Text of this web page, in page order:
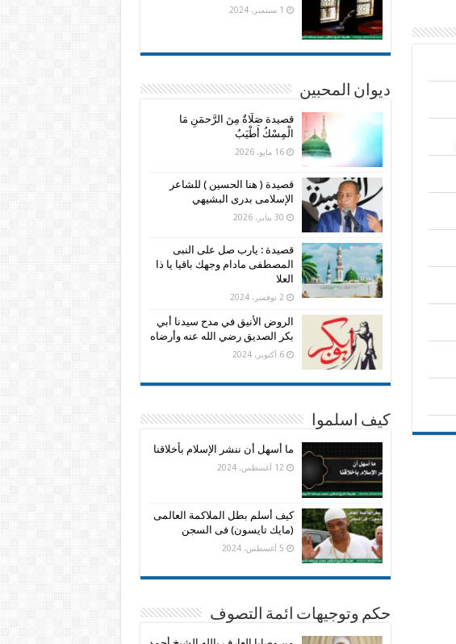
1 سبتمبر، 2024
ديوان المحبين
قصيدة صَلَاةٌ مِنَ الرَّحمَنِ مَا
الْمِسْكُ أَطْيَبُ
16 مايو، 2026
قصيدة ( هنا الحسين ) للشاعر
الإسلامى بدرى البشيهي
30 يناير، 2026
قصيدة : يارب صل على النبى
المصطفى مادام وجهك باقيا يا ذا
العلا
2 نوفمبر، 2024
الروض الأنيق في مدح سيدنا أبي
بكر الصديق رضي الله عنه وأرضاه
6 أكتوبر، 2024
كيف اسلموا
ما أسهل أن ننشر الإسلام بأخلاقنا
12 أغسطس، 2024
كيف أسلم بطل الملاكمة العالمى
(مايك تايسون) فى السجن
5 أغسطس، 2024
حكم وتوجيهات ائمة التصوف